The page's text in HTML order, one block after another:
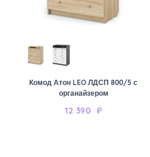
Комод Атон LEO ЛДСП 800/5 с
органайзером
12 390 ₽